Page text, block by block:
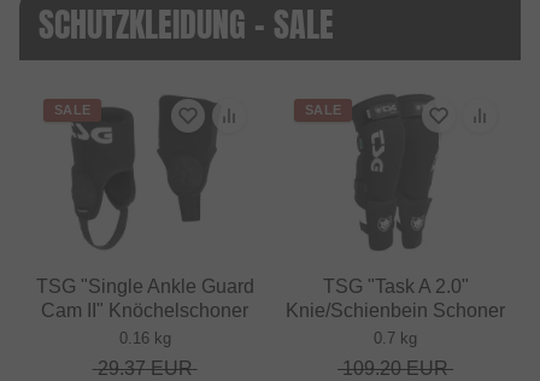
SCHUTZKLEIDUNG - SALE
SALE
TSG "Single Ankle Guard
Cam II" Knöchelschoner
0.16 kg
29.37EUR
SALE
TSG "Task A 2.0"
Knie/Schienbein Schoner
0.7 kg
109.20EUR